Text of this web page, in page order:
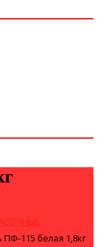
115 белая 1,8кг